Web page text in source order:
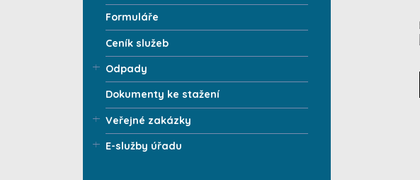
Formuláře
Ceník služeb
Odpady
Dokumenty ke stažení
Veřejné zakázky
E-služby úřadu